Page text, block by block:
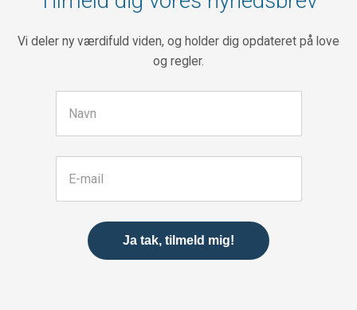
Vi deler ny værdifuld viden, og holder dig opdateret på love
og regler.